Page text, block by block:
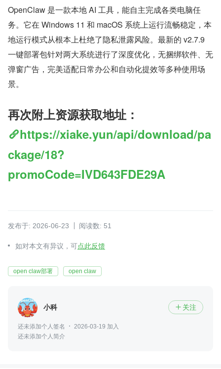
OpenClaw 是一款本地 AI 工具，能自主完成各类电脑任
务。它在 Windows 11 和 macOS 系统上运行流畅稳定，本
地运行模式从根本上杜绝了隐私泄露风险。最新的 v2.7.9
一键部署包针对两大系统进行了深度优化，无捆绑软件、无
弹窗广告，完美适配日常办公和自动化提效等多种使用场
景。
再次附上资源获取地址：
https://xiake.yun/api/download/pa
ckage/18?
promoCode=IVD643FDE29A
发布于: 2026-06-23 阅读数: 51
如对本文有异议，可点此反馈
open claw部署 open claw
小科  关注
还未添加个人签名
2026-03-19 加入
还未添加个人简介